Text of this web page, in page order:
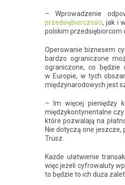
– Wprowadzenie
przedsiębiorczości, jak i
polskim przedsiębiorcom
Operowanie biznesem
bardzo ograniczone
ograniczone, co będzie
w Europie, w tych
międzynarodowych jest
– Im więcej pieniędzy
międzykontynentalne
które pozwalają na
Nie dotyczą one
Trusz.
Każde ułatwienie
więc jeżeli cyfrowaluty
to będzie to ich duża